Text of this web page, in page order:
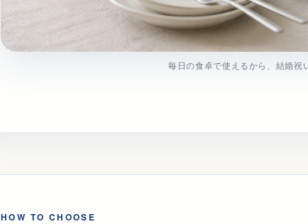
毎日の食卓で使えるから、結婚祝
HOW TO CHOOSE